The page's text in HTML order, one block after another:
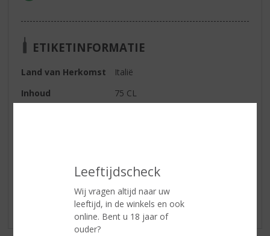
Leeftijdscheck
Wij vragen altijd naar uw
leeftijd, in de winkels en ook
online. Bent u 18 jaar of
ouder?
ETIKETINFORMATIE
Land van Herkomst
Italië
Inhoud
75 CL
Reviews
Schrijf een review
Er zijn nog geen reviews geplaatst voor dit product